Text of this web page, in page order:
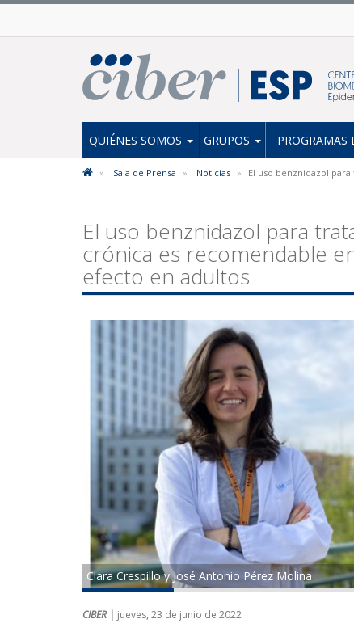
QUIÉNES SOMOS GRUPOS PROGRAMAS
Sala de Prensa Noticias El uso benznidazol
El uso benznidazol para
crónica es recomendable
efecto en adultos
Clara Crespillo y José Antonio Pérez Molina
CIBER | jueves, 23 de junio de 2022